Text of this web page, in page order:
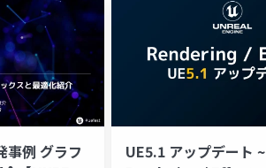
事例 グラフ
UE5.1 アップデート ~